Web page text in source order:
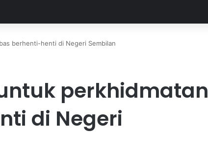
berhenti-henti di Negeri Sembilan
perkhidmatan
di Negeri